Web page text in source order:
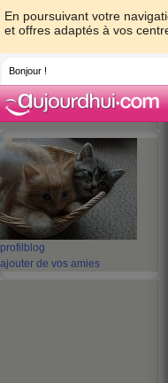
En poursuivant votre
et offres adaptés à vos
Bonjour !
profil blog
ajouter de vos amies